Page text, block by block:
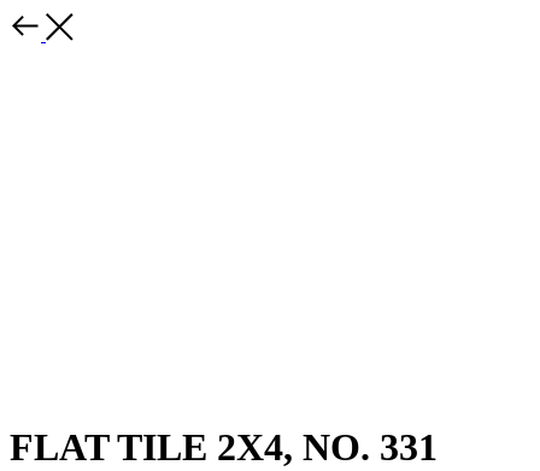
FLAT TILE 2X4, NO. 331